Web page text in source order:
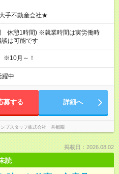
手不動産会社★
休憩1時間) ※就業時間は実労働時
は可能です
※10月～！
躍中
募する 詳細へ
ンプスタッフ株式会社 首都圏
掲載日：2026.08.02
読